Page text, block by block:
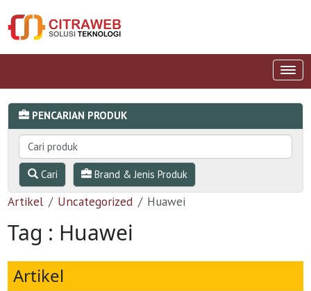
PENCARIAN PRODUK
Cari Brand & Jenis Produk
Artikel Uncategorized Huawei
Tag : Huawei
Artikel